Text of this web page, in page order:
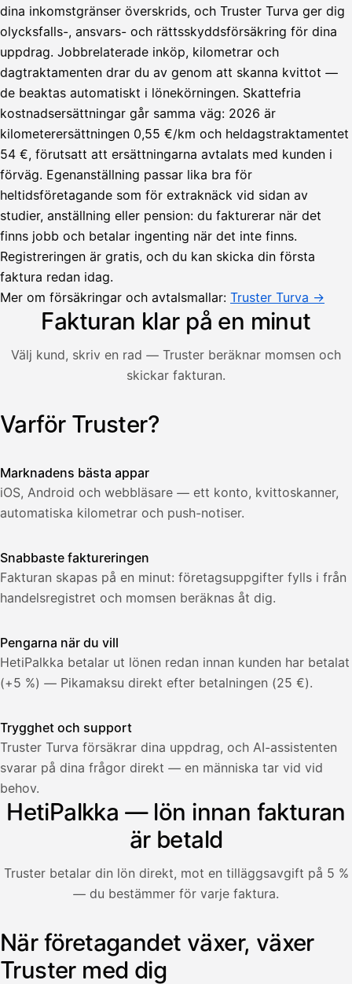
dina inkomstgränser överskrids, och Truster Turva ger dig
olycksfalls-, ansvars- och rättsskyddsförsäkring för dina
uppdrag. Jobbrelaterade inköp, kilometrar och
dagtraktamenten drar du av genom att skanna kvittot —
de beaktas automatiskt i lönekörningen. Skattefria
kostnadsersättningar går samma väg: 2026 är
kilometerersättningen 0,55 €/km och heldagstraktamentet
54 €, förutsatt att ersättningarna avtalats med kunden i
förväg. Egenanställning passar lika bra för
heltidsföretagande som för extraknäck vid sidan av
studier, anställning eller pension: du fakturerar när det
finns jobb och betalar ingenting när det inte finns.
Registreringen är gratis, och du kan skicka din första
faktura redan idag.
Mer om försäkringar och avtalsmallar: Truster Turva →
Fakturan klar på en minut
Välj kund, skriv en rad — Truster beräknar momsen och
skickar fakturan.
Illustration: en användare skapar en faktura i Truster-
Laskut
Asiakas
Acme
Kuljetuspalvelut,
heinäkuu
1
€
ALV
25,5
471,75
Yhteensä
Lähetä
lasku
Varför Truster?
Marknadens bästa appar
iOS, Android och webbläsare — ett konto, kvittoskanner,
automatiska kilometrar och push-notiser.
Snabbaste faktureringen
Fakturan skapas på en minut: företagsuppgifter fylls i från
handelsregistret och momsen beräknas åt dig.
Pengarna när du vill
HetiPalkka betalar ut lönen redan innan kunden har betalat
(+5 %) — Pikamaksu direkt efter betalningen (25 €).
Trygghet och support
Truster Turva försäkrar dina uppdrag, och AI-assistenten
svarar på dina frågor direkt — en människa tar vid vid
behov.
HetiPalkka — lön innan fakturan
är betald
Truster betalar din lön direkt, mot en tilläggsavgift på 5 %
— du bestämmer för varje faktura.
Illustration: en användare tar ut lön från en faktura som
Palkka
Lasku · Acme Oy
Odottaa maksua
Nosta palkkaa
Ennakonpidätys
Palkka maksussa
När företagandet växer, växer
Truster med dig